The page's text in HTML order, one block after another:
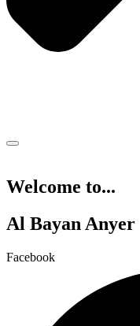
Welcome to...
Al Bayan Anyer
Facebook